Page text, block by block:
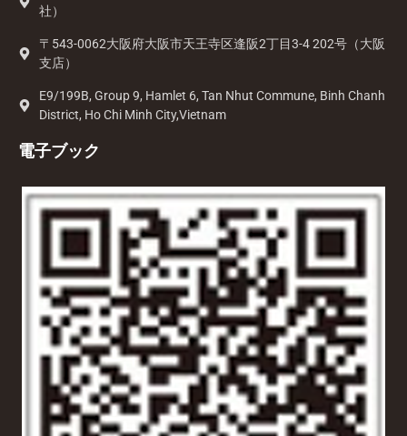
社）
〒543-0062大阪府大阪市天王寺区逢阪2丁目3-4 202号（大阪
支店）
E9/199B, Group 9, Hamlet 6, Tan Nhut Commune, Binh Chanh
District, Ho Chi Minh City,Vietnam
電子ブック